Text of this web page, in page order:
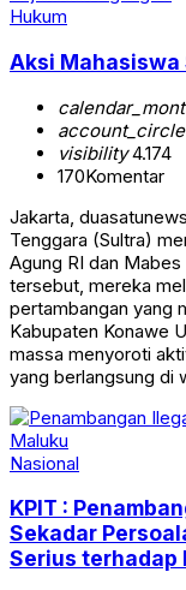
Hukum
Aksi Mahasiswa
account_circle
visibility4.174
170Komentar
Jakarta,
Tenggara (Sultra)
Agung RI dan Mabes
tersebut, mereka
pertambangan yang
Kabupaten Konawe
massa menyoroti
yang berlangsung di
Nasional
KPIT :
Sekadar
Serius terhadap